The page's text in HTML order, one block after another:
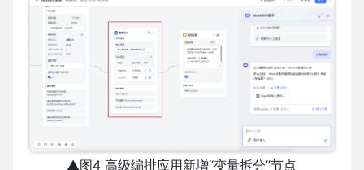
▲图4 高级编排应用新增“变量拆分”节点